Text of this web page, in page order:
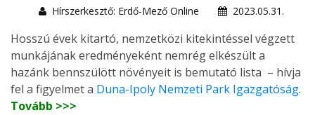
Hírszerkesztő: Erdő-Mező Online
2023.05.31.
Hosszú évek kitartó, nemzetközi kitekintéssel végzett
munkájának eredményeként nemrég elkészült a
hazánk bennszülött növényeit is bemutató lista – hívja
fel a figyelmet a Duna-Ipoly Nemzeti Park Igazgatóság.
Tovább >>>